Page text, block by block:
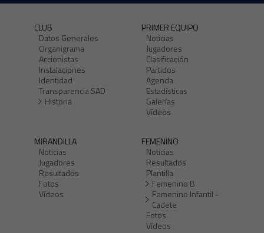
CLUB
Datos Generales
Organigrama
Accionistas
Instalaciones
Identidad
Transparencia SAD
Historia
PRIMER EQUIPO
Noticias
Jugadores
Clasificación
Partidos
Agenda
Estadísticas
Galerías
Vídeos
MIRANDILLA
Noticias
Jugadores
Resultados
Fotos
Vídeos
FEMENINO
Noticias
Resultados
Plantilla
Femenino B
Femenino Infantil -
Cadete
Fotos
Vídeos